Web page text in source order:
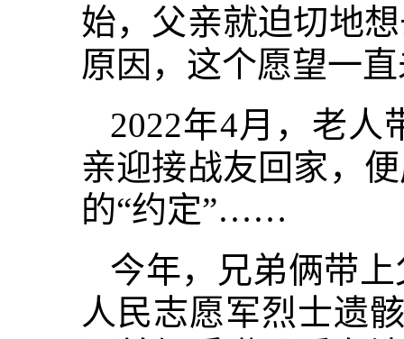
始，父亲就迫切地
原因，这个愿望一
2022年4月，老
亲迎接战友回家，
的“约定”……
今年，兄弟俩带
人民志愿军烈士遗